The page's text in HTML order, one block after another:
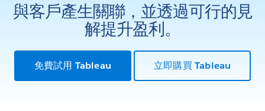
與客戶產生關聯，並透過可行的見
解提升盈利。
免費試用 Tableau 立即購買 Tableau